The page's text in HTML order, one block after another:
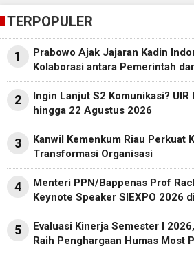
TERPOPULER
1
Prabowo Ajak Jajaran Kadin
Kolaborasi antara Pemerintah
2
Ingin Lanjut S2 Komunikasi?
hingga 22 Agustus 2026
3
Kanwil Kemenkum Riau Perkuat
Transformasi Organisasi
4
Menteri PPN/Bappenas Prof
Keynote Speaker SIEXPO 2026
5
Evaluasi Kinerja Semester I
Raih Penghargaan Humas Most